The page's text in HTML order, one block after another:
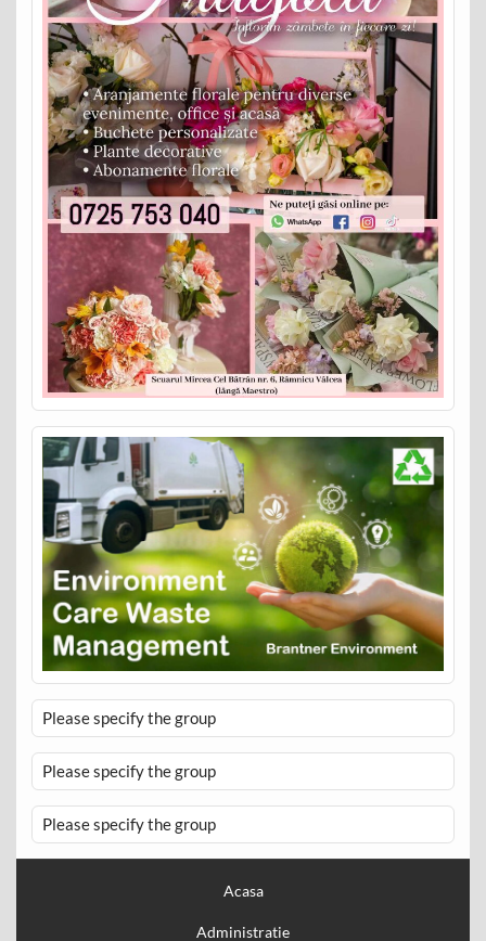
Please specify the group
Please specify the group
Please specify the group
Acasa
Administratie